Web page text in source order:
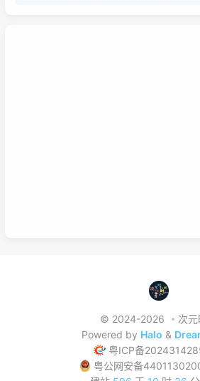
© 2024-2026
次
Powered by Halo &
粤ICP备
粤公网安备